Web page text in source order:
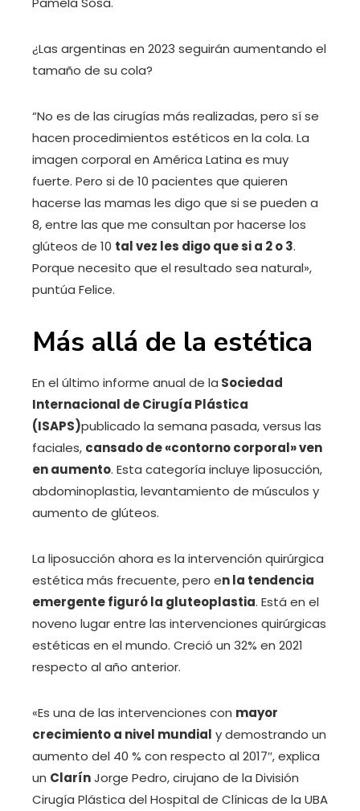
¿Las argentinas en 2023 seguirán aumentando el
tamaño de su cola?
“No es de las cirugías más realizadas, pero sí se
hacen procedimientos estéticos en la cola. La
imagen corporal en América Latina es muy
fuerte. Pero si de 10 pacientes que quieren
hacerse las mamas les digo que si se pueden a
8, entre las que me consultan por hacerse los
glúteos de 10 tal vez les digo que si a 2 o 3.
Porque necesito que el resultado sea natural»,
puntúa Felice.
Más allá de la estética
En el último informe anual de la Sociedad
Internacional de Cirugía Plástica
(ISAPS)publicado la semana pasada, versus las
faciales, cansado de «contorno corporal» ven
en aumento. Esta categoría incluye liposucción,
abdominoplastia, levantamiento de músculos y
aumento de glúteos.
La liposucción ahora es la intervención quirúrgica
estética más frecuente, pero en la tendencia
emergente figuró la gluteoplastia. Está en el
noveno lugar entre las intervenciones quirúrgicas
estéticas en el mundo. Creció un 32% en 2021
respecto al año anterior.
«Es una de las intervenciones con mayor
crecimiento a nivel mundial y demostrando un
aumento del 40 % con respecto al 2017″, explica
un ClarínJorge Pedro, cirujano de la División
Cirugía Plástica del Hospital de Clínicas de la UBA